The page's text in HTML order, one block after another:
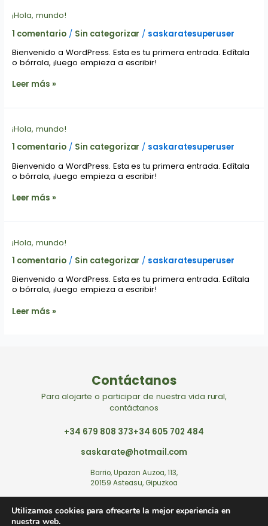
¡Hola, mundo!
1 comentario / Sin categorizar / saskaratesuperuser
Bienvenido a WordPress. Esta es tu primera entrada. Edítala
o bórrala, ¡luego empieza a escribir!
¡Hola,
mundo!
Leer más »
¡Hola, mundo!
1 comentario / Sin categorizar / saskaratesuperuser
Bienvenido a WordPress. Esta es tu primera entrada. Edítala
o bórrala, ¡luego empieza a escribir!
¡Hola,
mundo!
Leer más »
¡Hola, mundo!
1 comentario / Sin categorizar / saskaratesuperuser
Bienvenido a WordPress. Esta es tu primera entrada. Edítala
o bórrala, ¡luego empieza a escribir!
¡Hola,
mundo!
Leer más »
Contáctanos
Para alojarte o participar de nuestra vida rural,
contáctanos
+34 679 808 373+34 605 702 484
saskarate@hotmail.com
Barrio, Upazan Auzoa, 113,
20159 Asteasu, Gipuzkoa
Utilizamos cookies para ofrecerte la mejor experiencia en
nuestra web.